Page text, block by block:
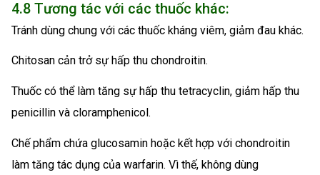
4.8 Tương tác với các thuốc khác:
Tránh dùng chung với các thuốc kháng viêm, giảm đau khác.
Chitosan cản trở sự hấp thu chondroitin.
Thuốc có thể làm tăng sự hấp thu tetracyclin, giảm hấp thu
penicillin và cloramphenicol.
Chế phẩm chứa glucosamin hoặc kết hợp với chondroitin
làm tăng tác dụng của warfarin. Vì thế, không dùng